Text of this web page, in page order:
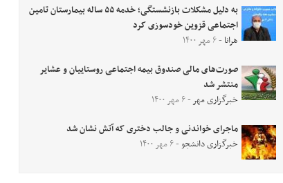
به دلیل مشکلات بازنشستگی؛ خدمه ۵۵ ساله بیمارستان تامین
اجتماعی قزوین خودسوزی کرد
هرانا - ۶ مهر ۱۴۰۰
صورت‌های مالی صندوق بیمه اجتماعی روستاییان و عشایر
منتشر شد
خبرگزاری مهر- ۶ مهر ۱۴۰۰
ماجرای خواندنی و جالب دختری که آتش نشان شد
خبرگزاری دانشجو- ۶ مهر ۱۴۰۰